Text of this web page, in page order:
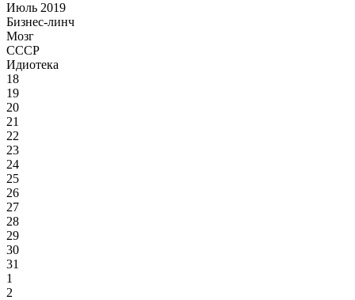
Июль 2019
Бизнес-линч
Мозг
СССР
Идиотека
18
19
20
21
22
23
24
25
26
27
28
29
30
31
1
2